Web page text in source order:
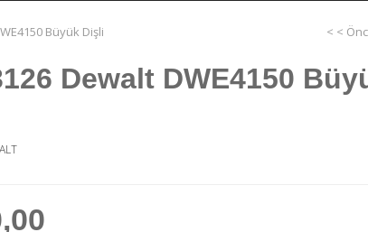
Büyük Dişli < <
Dewalt DWE4150